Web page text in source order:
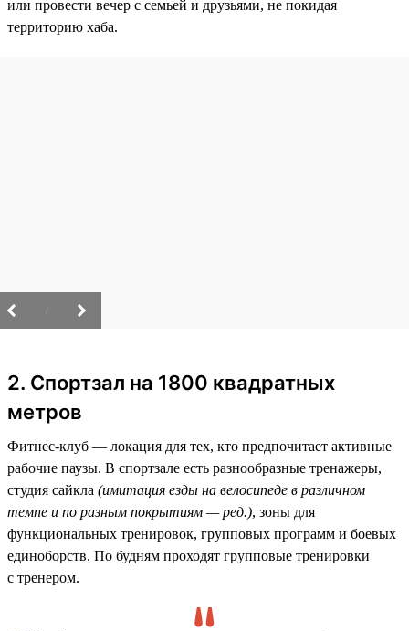
или провести вечер с семьей и друзьями, не покидая
территорию хаба.
2. Спортзал на 1800 квадратных
метров
Фитнес-клуб — локация для тех, кто предпочитает активные
рабочие паузы. В спортзале есть разнообразные тренажеры,
студия сайкла (имитация езды на велосипеде в различном
темпе и по разным покрытиям — ред.), зоны для
функциональных тренировок, групповых программ и боевых
единоборств. По будням проходят групповые тренировки
с тренером.